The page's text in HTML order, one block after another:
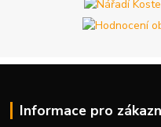
Informace pro